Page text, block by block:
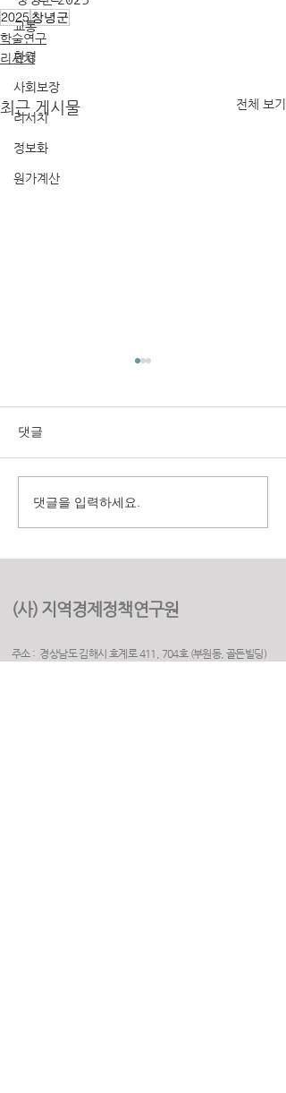
교통
환경
사회보장
리서치
정보화
원가계산
2025창녕군
학술연구
리서치
최근 게시물 전체 보기
구미시 취업지원센터 만족
도 조사 용역
댓글
댓글을 입력하세요.
(사) 지역경제정책연구원
주소 : 경상남도 김해시 호계로 411, 704호 (부원동, 골든빌딩)